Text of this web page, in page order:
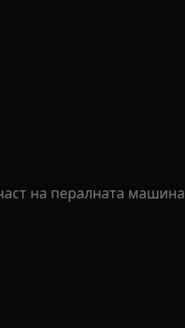
на пералната машина